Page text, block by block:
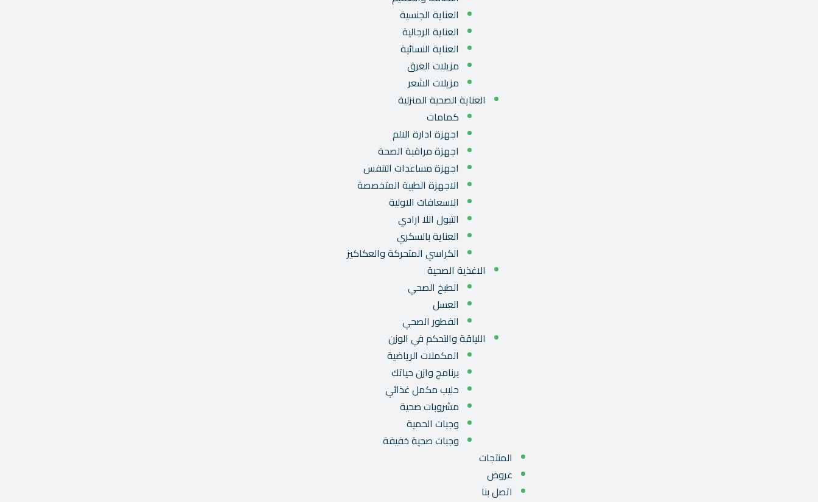
العناية الجنسية
العناية الرجالية
العناية النسائية
مزيلات العرق
مزيلات الشعر
العناية الصحية المنزلية
كمامات
اجهزة ادارة الالم
اجهزة مراقبة الصحة
اجهزة مساعدات التنفس
الاجهزة الطبية المتخصصة
الاسعافات الاولية
التبول اللا ارادي
العناية بالسكري
الكراسي المتحركة والعكاكيز
الاغذية الصحية
الطبخ الصحي
العسل
الفطور الصحي
اللياقة والتحكم في الوزن
المكملات الرياضية
برنامج وازن حياتك
حليب مكمل غذائي
مشروبات صحية
وجبات الحمية
وجبات صحية خفيفة
المنتجات
عروض
اتصل بنا